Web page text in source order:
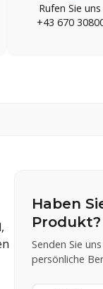
Rufen Sie
+43 670
Haben
Produkt?
Senden Sie
persönliche